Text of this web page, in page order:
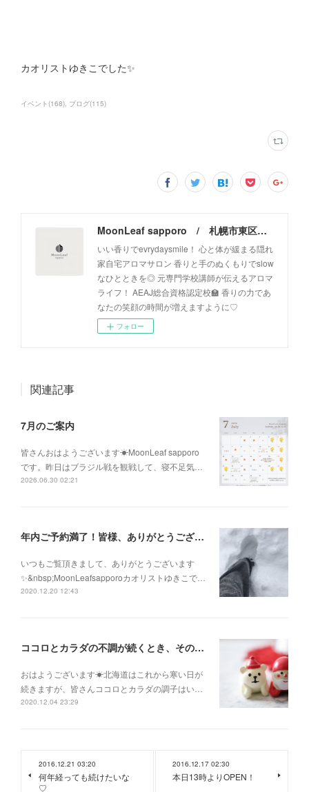
カオリストゆきこでした✨
イベント (168) ブログ(115)
MoonLeaf sapporo / 札幌市東区の100種類以上の香りが楽しめるアロマスクール＆トリートメントサロン
いい香りでevrydaysmile！ 心と体が緩まる隠れ
家自宅アロマサロン 香りと手のぬくもりでslow
なひとときを◎ 元専門学校講師が伝えるアロマ
ライフ！ AEAJ総合資格認定校🏫 香りの力であ
なたの笑顔の時間が増えますように♡
フォロー
関連記事
7月のご案内
皆さんおはようございます☀MoonLeaf sapporo
です。昨日はブラジル戦を観戦して、寝不足気…
2026.06.30 02:21
年内ご予約満了！皆様、ありがとうございます！
いつもご覧頂きまして、ありがとうございます
✨&nbsp;MoonLeafsapporoカオリストゆきこで…
2020.12.20 12:43
ココロとカラダの不調が続くとき、そのままにして諦めないで！
おはようございます☀北海道はこれから寒い日が
続きますが、皆さんココロとカラダの調子はい…
2020.12.04 23:29
2016.12.21 03:20
何年経っても続けたいな
♡
2016.12.17 02:30
本日13時よりOPEN！